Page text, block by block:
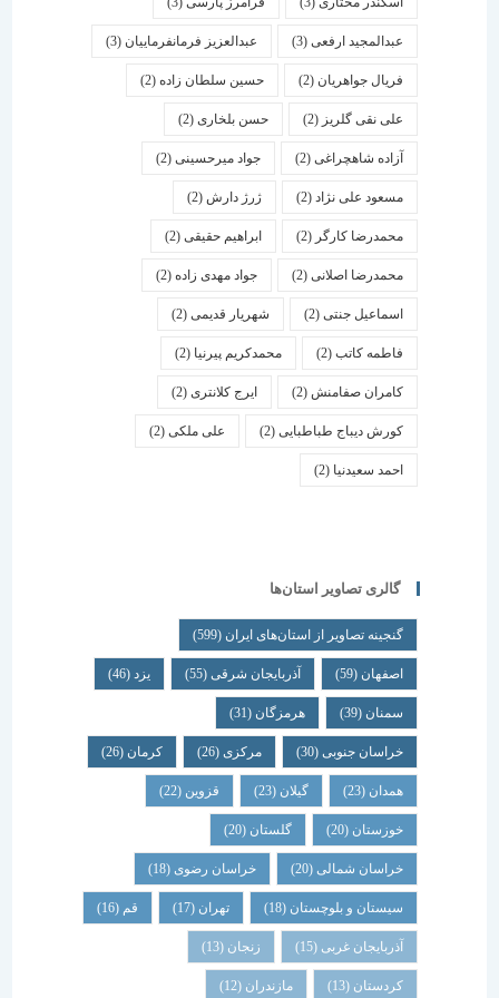
عبدالمجید ارفعی(3) عبدالعزیز فرمانفرماییان(3)
فریال جواهریان (2) حسین سلطان زاده(2)
علی نقی گلریز(2) حسن بلخاری(2)
آزاده شاهچراغی(2) جواد میرحسینی(2)
مسعود علی نژاد(2) ژرژ دارش (2)
محمدرضا کارگر (2) ابراهیم حقیقی(2)
محمدرضا اصلانی(2) جواد مهدی زاده(2)
اسماعیل جنتی(2) شهریار قدیمی(2)
فاطمه کاتب(2) محمدکریم پیرنیا(2)
کامران صفامنش (2) ایرج کلانتری (2)
کورش دیباج طباطبایی(2) علی ملکی(2)
احمد سعیدنیا(2)
گالری تصاویر استان‌ها
گنجینه تصاویر از استان‌های ایران(599)
آذربایجان شرقی(55) یزد(46)
هرمزگان (31)
خراسان جنوبی(30) مرکزی کرمان
گیلان قزوین
(20) گلستان
خراسان شمالی(20) خراسان رضوی(18)
سیستان و بلوچستان(18) تهران قم(16)
آذربایجان غربی(15) زنجان
(13) مازندران (12)